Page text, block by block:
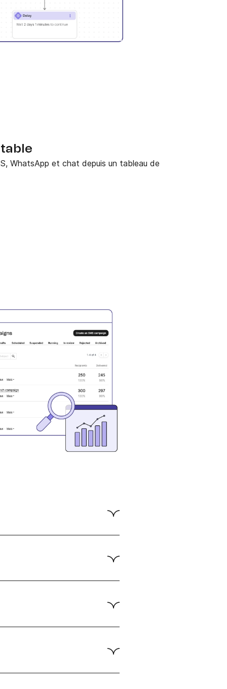
WhatsApp et chat depuis un tableau de